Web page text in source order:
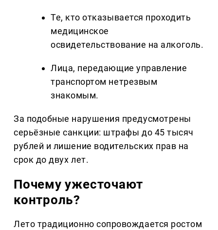
Те, кто отказывается проходить
медицинское
освидетельствование на алкоголь.
Лица, передающие управление
транспортом нетрезвым
знакомым.
За подобные нарушения предусмотрены
серьёзные санкции: штрафы до 45 тысяч
рублей и лишение водительских прав на
срок до двух лет.
Почему ужесточают
контроль?
Лето традиционно сопровождается ростом